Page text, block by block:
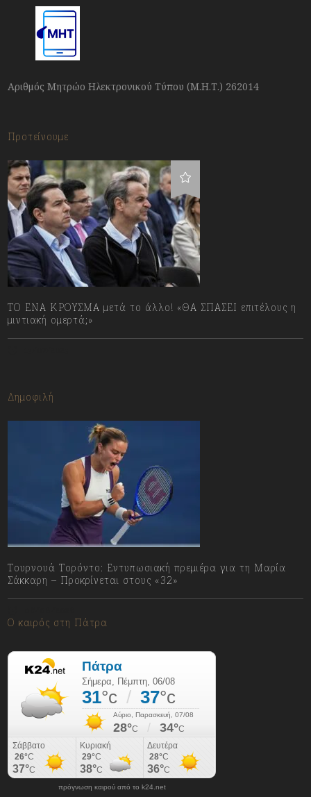
Αριθμός Μητρώο Ηλεκτρονικού Τύπου (Μ.Η.Τ.) 262014
Προτείνουμε
ΤΟ ΕΝΑ ΚΡΟΥΣΜΑ μετά το άλλο! «ΘΑ ΣΠΑΣΕΙ επιτέλους η
μιντιακή ομερτά;»
Δημοφιλή
Τουρνουά Τορόντο: Εντυπωσιακή πρεμιέρα για τη Μαρία
Σάκκαρη – Προκρίνεται στους «32»
Ο καιρός στη Πάτρα
πρόγνωση καιρού από το k24.net